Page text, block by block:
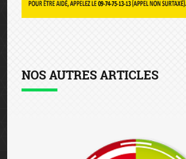
NOS AUTRES ARTICLES